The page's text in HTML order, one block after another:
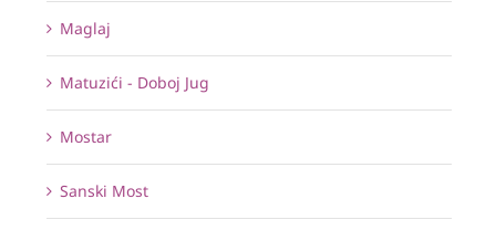
Maglaj
Matuzići - Doboj Jug
Mostar
Sanski Most